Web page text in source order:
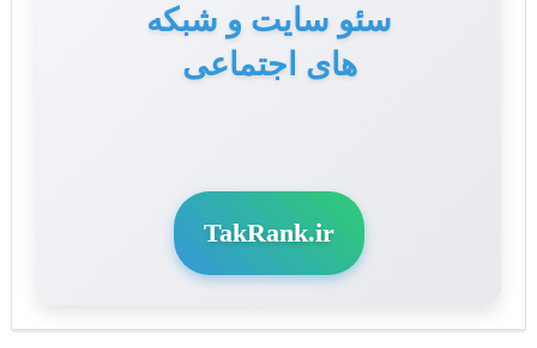
سئو سایت و شبکه
های اجتماعی
TakRank.ir